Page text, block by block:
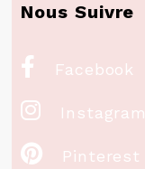
Nous Suivre
 Facebook
 Instagram
 Pinterest